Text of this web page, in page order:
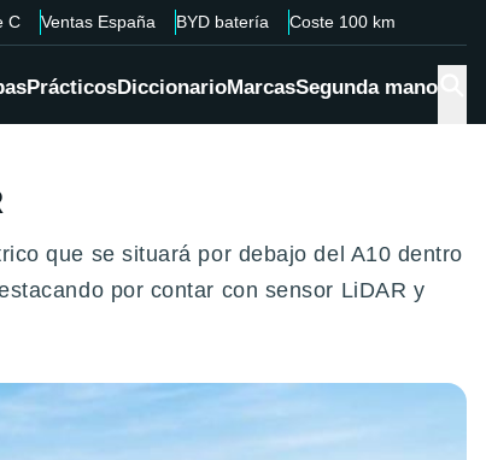
C Ventas España BYD batería Coste 100 km
PrácticosDiccionarioMarcasSegunda mano
que se situará por debajo del A10 dentro
por contar con sensor LiDAR y